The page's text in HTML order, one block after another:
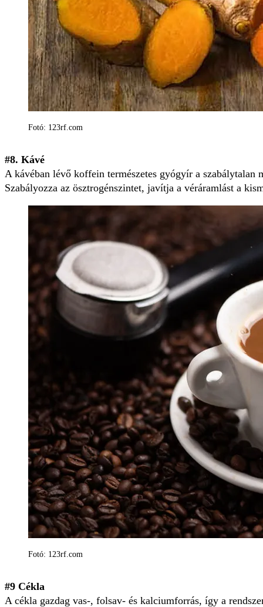
Fotó: 123rf.com
#8. Kávé
A kávéban lévő koffein természetes gyógyír a szabálytalan
Szabályozza az ösztrogénszintet, javítja a véráramlást a
Fotó: 123rf.com
#9 Cékla
A cékla gazdag vas-, folsav- és kalciumforrás, így a